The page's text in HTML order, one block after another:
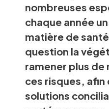
nombreuses
chaque année
matière de
question la
ramener plus
ces risques, afin
solutions